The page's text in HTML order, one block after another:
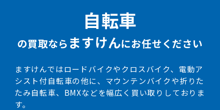
自転車
の買取なら ますけんにお任せください
ますけんではロードバイクやクロスバイク、電動ア
シスト付自転車の他に、マウンテンバイクや折りた
たみ自転車、BMXなどを幅広く買い取りしておりま
す。